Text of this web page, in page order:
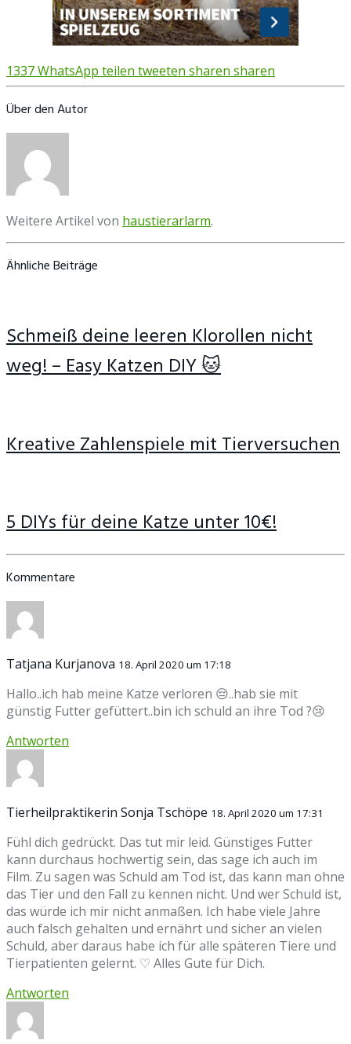
1337WhatsApp teilen tweeten sharen sharen
Über den Autor
Weitere Artikel von haustierarlarm.
Ähnliche Beiträge
Schmeiß deine leeren Klorollen nicht
weg! – Easy Katzen DIY 🐱
Kreative Zahlenspiele mit Tierversuchen
5 DIYs für deine Katze unter 10€!
Kommentare
Tatjana Kurjanova 18. April 2020 um 17:18
Hallo..ich hab meine Katze verloren 😔..hab sie mit
günstig Futter gefüttert..bin ich schuld an ihre Tod ?😢
Antworten
Tierheilpraktikerin Sonja Tschöpe 18. April 2020 um 17:31
Fühl dich gedrückt. Das tut mir leid. Günstiges Futter
kann durchaus hochwertig sein, das sage ich auch im
Film. Zu sagen was Schuld am Tod ist, das kann man ohne
das Tier und den Fall zu kennen nicht. Und wer Schuld ist,
das würde ich mir nicht anmaßen. Ich habe viele Jahre
auch falsch gehalten und ernährt und sicher an vielen
Schuld, aber daraus habe ich für alle späteren Tiere und
Tierpatienten gelernt. ♡ Alles Gute für Dich.
Antworten